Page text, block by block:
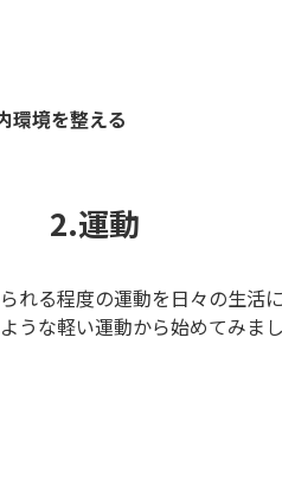
環境を整える
2.運動
る程度の運動を日々の生活
うな軽い運動から始めてみまし